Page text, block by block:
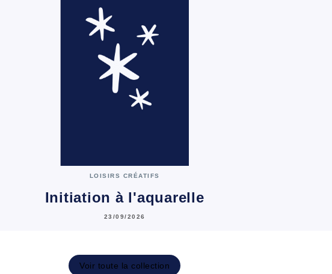
LOISIRS CRÉATIFS
Initiation à l'aquarelle
23/09/2026
Voir toute la collection